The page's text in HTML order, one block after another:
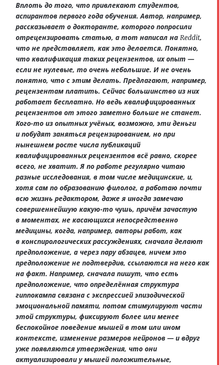
Вплоть до того, что привлекают студентов,
аспирантов первого года обучения. Автор, например,
рассказывает о докторанте, которого попросили
отрецензировать статью, а тот написал на Reddit,
что не представляет, как это делается. Понятно,
что квалификация таких рецензентов, их опыт —
если не нулевые, то очень небольшие. И не очень
понятно, что с этим делать. Предлагают, например,
рецензентам платить. Сейчас большинство из них
работает бесплатно. Но ведь квалифицированных
рецензентов от этого заметно больше не станет.
Кого-то из опытных учёных, возможно, эти деньги
и побудят заняться рецензированием, но при
нынешнем росте числа публикаций
квалифицированных рецензентов всё равно, скорее
всего, не хватит. Я по работе регулярно читаю
разные исследования, в том числе медицинские, и,
хотя сам по образованию филолог, а работаю почти
всю жизнь редактором, даже я иногда замечаю
совершеннейшую какую-то чушь, причём зачастую
в моментах, не касающихся непосредственно
медицины, когда, например, авторы работ, как
в конспирологических рассуждениях, сначала делают
предположение, а через пару абзацев, ничем это
предположение не подтвердив, ссылаются на него как
на факт. Например, сначала пишут, что есть
предположение, что определённая структура
гиппокампа связана с экспрессией эпизодической
эмоциональной памяти, потом стимулируют части
этой структуры, фиксируют более или менее
беспокойное поведение мышей в том или ином
контексте, изменение размеров нейронов — и вдруг
уже появляются утверждения, что они
актуализировали у мышей положительные,